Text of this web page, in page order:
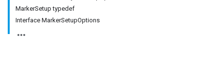
MarkerSetup typedef
Interface MarkerSetupOptions